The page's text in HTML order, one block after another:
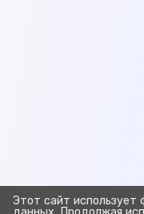
Этот сайт использует